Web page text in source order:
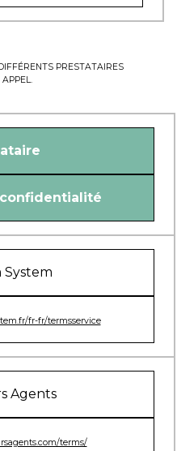
PRESTATAIRES
System
fr-fr/termsservice
Agents
terms/